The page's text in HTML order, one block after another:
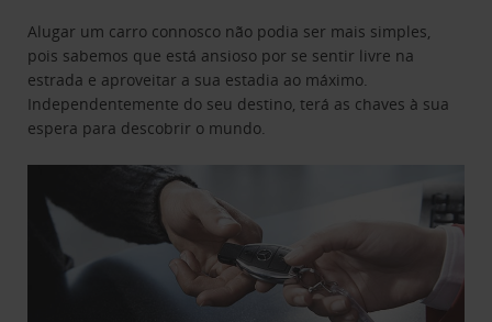
Alugar um carro connosco não podia ser mais simples,
pois sabemos que está ansioso por se sentir livre na
estrada e aproveitar a sua estadia ao máximo.
Independentemente do seu destino, terá as chaves à sua
espera para descobrir o mundo.